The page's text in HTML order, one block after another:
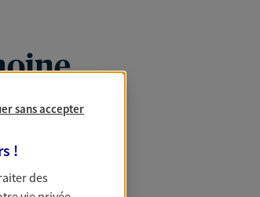
sans accepter
!
des